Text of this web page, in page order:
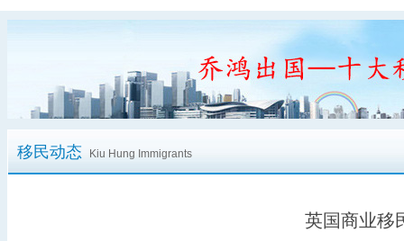
移民动态 Kiu Hung Immigrants
英国商业移